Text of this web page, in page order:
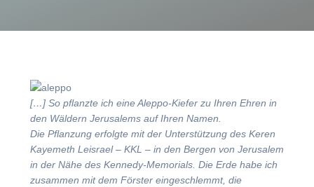
[…] So pflanzte ich eine Aleppo-Kiefer zu Ihren Ehren in
den Wäldern Jerusalems auf Ihren Namen.
Die Pflanzung erfolgte mit der Unterstützung des Keren
Kayemeth Leisrael – KKL – in den Bergen von Jerusalem
in der Nähe des Kennedy-Memorials. Die Erde habe ich
zusammen mit dem Förster eingeschlemmt, die